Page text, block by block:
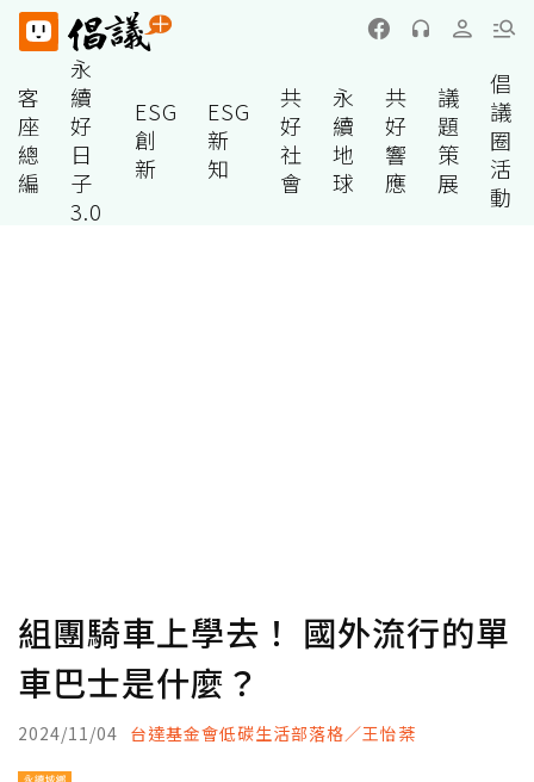
客
座
總
編
永
續
好
日
子
3.0
ESG
創
新
ESG
新
知
共
好
社
會
永
續
地
球
共
好
響
應
議
題
策
展
倡
議
圈
活
動
組團騎車上學去！ 國外流行的單
車巴士是什麼？
2024/11/04 台達基金會低碳生活部落格／王怡棻